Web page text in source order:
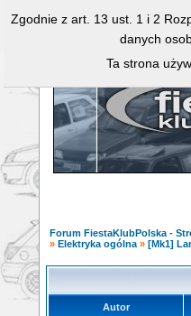
Forum FiestaKlubPolska -
» Elektryka ogólna » [Mk1]
Autor
Zgodnie z art. 13 ust. 1 i 2
danych
Ta strona